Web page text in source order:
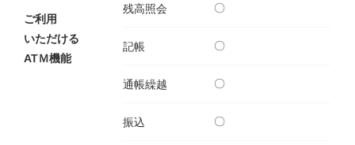
（電子債権をご利用のお客さま向け）
ご利用
いただける
ATＭ機能
残高照会 〇
記帳 〇
通帳繰越 〇
振込 〇